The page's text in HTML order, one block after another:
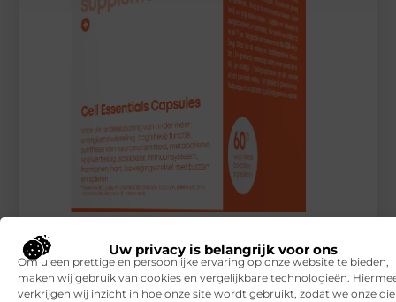
Uw privacy is belangrijk voor ons
Om u een prettige en persoonlijke ervaring op onze website te bieden,
maken wij gebruik van cookies en vergelijkbare technologieën.
verkrijgen wij inzicht in hoe onze site wordt gebruikt, zodat we onze
RECENTE BERICHTEN
7 tips voor het kiezen van een luxe vakantiepark